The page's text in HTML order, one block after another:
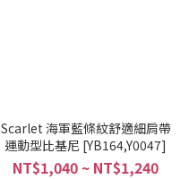
Scarlet 海軍藍條紋舒適細肩帶
運動型比基尼 [YB164,Y0047]
NT$1,040 ~ NT$1,240